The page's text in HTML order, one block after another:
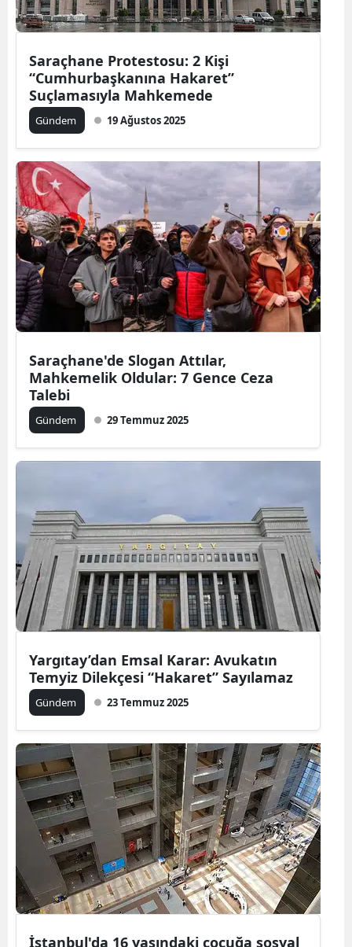
Saraçhane Protestosu: 2 Kişi
“Cumhurbaşkanına Hakaret”
Suçlamasıyla Mahkemede
Gündem 19 Ağustos 2025
Saraçhane'de Slogan Attılar,
Mahkemelik Oldular: 7 Gence Ceza
Talebi
Gündem 29 Temmuz 2025
Yargıtay’dan Emsal Karar: Avukatın
Temyiz Dilekçesi “Hakaret” Sayılamaz
Gündem 23 Temmuz 2025
İstanbul'da 16 yaşındaki çocuğa sosyal